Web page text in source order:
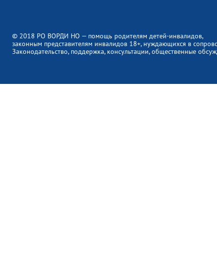
© 2018 РО ВОРДИ НО — помощь родителям детей-инвалидов,
законным представителям инвалидов 18+, нуждающихся в
Законодательство, поддержка, консультации, общественные